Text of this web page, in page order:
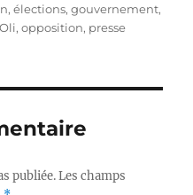
,élections,gouvernement,
Oli,opposition, presse
publiée. Les champs